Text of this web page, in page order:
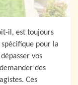
il, est toujours
pour la
vos
des
Ces